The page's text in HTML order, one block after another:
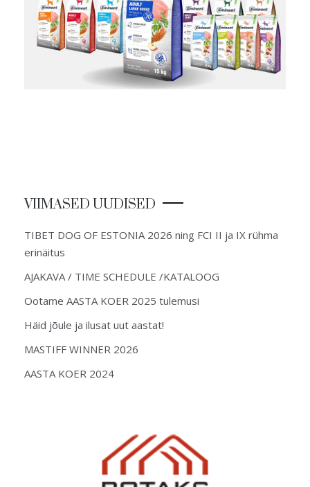
VIIMASED UUDISED
TIBET DOG OF ESTONIA 2026 ning FCI II ja IX rühma
erinäitus
AJAKAVA / TIME SCHEDULE /KATALOOG
Ootame AASTA KOER 2025 tulemusi
Häid jõule ja ilusat uut aastat!
MASTIFF WINNER 2026
AASTA KOER 2024